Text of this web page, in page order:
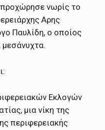
νωρίς το
Αρης
Παυλίδη, ο οποίος
μεσάνυχτα.
Εκλογών
μια νίκη της
περιφερειακής